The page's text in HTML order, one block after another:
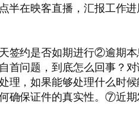
半在映客直播，汇报工
约是否如期进行②逾期
问题，到底怎么回事？
理，如果能够处理什么
确保证件的真实性。⑦近